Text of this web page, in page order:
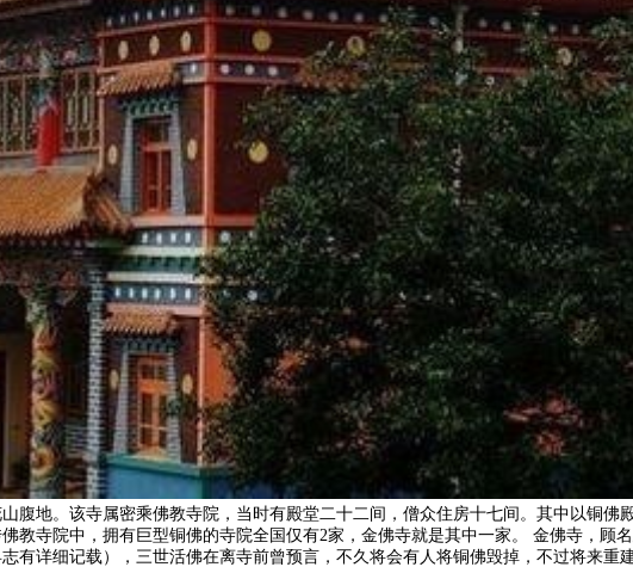
地。该寺属密乘佛教寺院，当时有殿堂二十二间，僧众住房十七间。其中以铜佛
教寺院中，拥有巨型铜佛的寺院全国仅有2家，金佛寺就是其中一家。 金佛寺，顾
有详细记载），三世活佛在离寺前曾预言，不久将会有人将铜佛毁掉，不过将来重